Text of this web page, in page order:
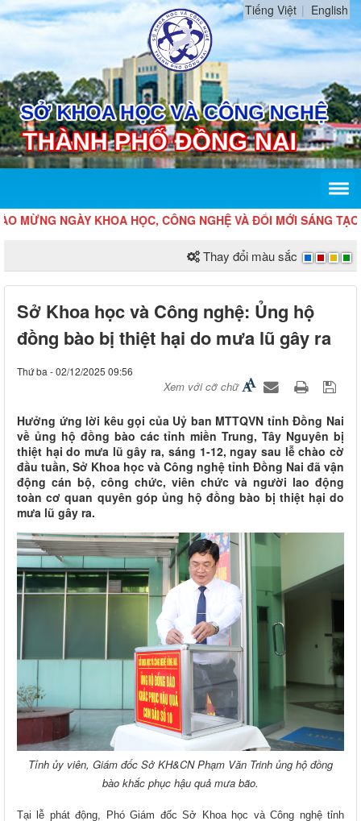
Tiếng Việt English
NGÀY KHOA HỌC, CÔNG NGHỆ VÀ ĐỔI MỚI SÁNG TẠO
Thay đổi màu sắc
Sở Khoa học và Công nghệ: Ủng hộ
đồng bào bị thiệt hại do mưa lũ gây ra
Thứ ba - 02/12/2025 09:56
Xem với cỡ chữ
Hưởng ứng lời kêu gọi của Uỷ ban MTTQVN tỉnh Đồng Nai
về ủng hộ đồng bào các tỉnh miền Trung, Tây Nguyên bị
thiệt hại do mưa lũ gây ra, sáng 1-12, ngay sau lễ chào cờ
đầu tuần, Sở Khoa học và Công nghệ tỉnh Đồng Nai đã vận
động cán bộ, công chức, viên chức và người lao động
toàn cơ quan quyên góp ủng hộ đồng bào bị thiệt hại do
mưa lũ gây ra.
Tỉnh ủy viên, Giám đốc Sở KH&CN Phạm Văn Trinh ủng hộ đồng
bào khắc phục hậu quả mưa bão.
Tại lễ phát động, Phó Giám đốc Sở Khoa học và Công nghệ tỉnh